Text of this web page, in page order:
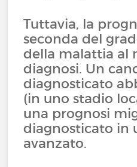
Tuttavia, la
seconda del
della malattia al
diagnosi. Un
diagnosticato
(in uno stadio
una prognosi
diagnosticato in
avanzato.